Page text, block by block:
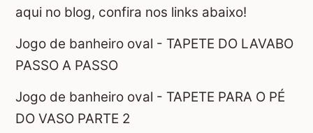
aqui no blog, confira nos links abaixo!
Jogo de banheiro oval - TAPETE DO LAVABO
PASSO A PASSO
Jogo de banheiro oval - TAPETE PARA O PÉ
DO VASO PARTE 2